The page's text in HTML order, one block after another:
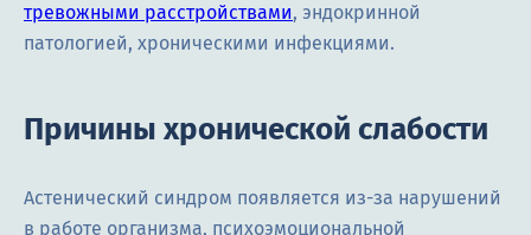
тревожными расстройствами, эндокринной
патологией, хроническими инфекциями.
Причины хронической слабости
Астенический синдром появляется из-за нарушений
в работе организма, психоэмоциональной